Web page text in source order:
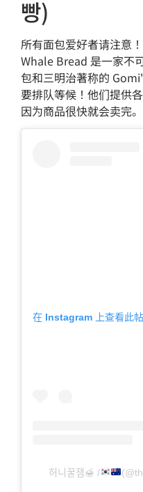
빵)
所有面包爱好者请注意
Whale Bread 是一家不
包和三明治著称的
要排队等候！他们提供
因为商品很快就会卖完。
在 Instagram 上查看此
허니꿀잼 🍯 /